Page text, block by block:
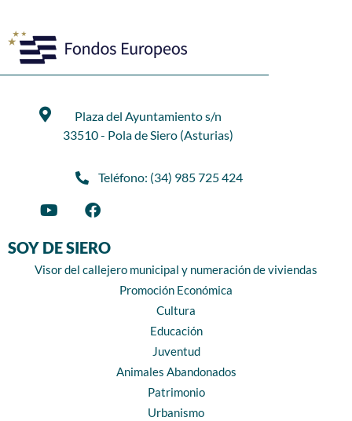
Plaza del Ayuntamiento s/n
33510 - Pola de Siero (Asturias)
Teléfono: (34) 985 725 424
SOY DE SIERO
Visor del callejero municipal y numeración de viviendas
Promoción Económica
Cultura
Educación
Juventud
Animales Abandonados
Patrimonio
Urbanismo